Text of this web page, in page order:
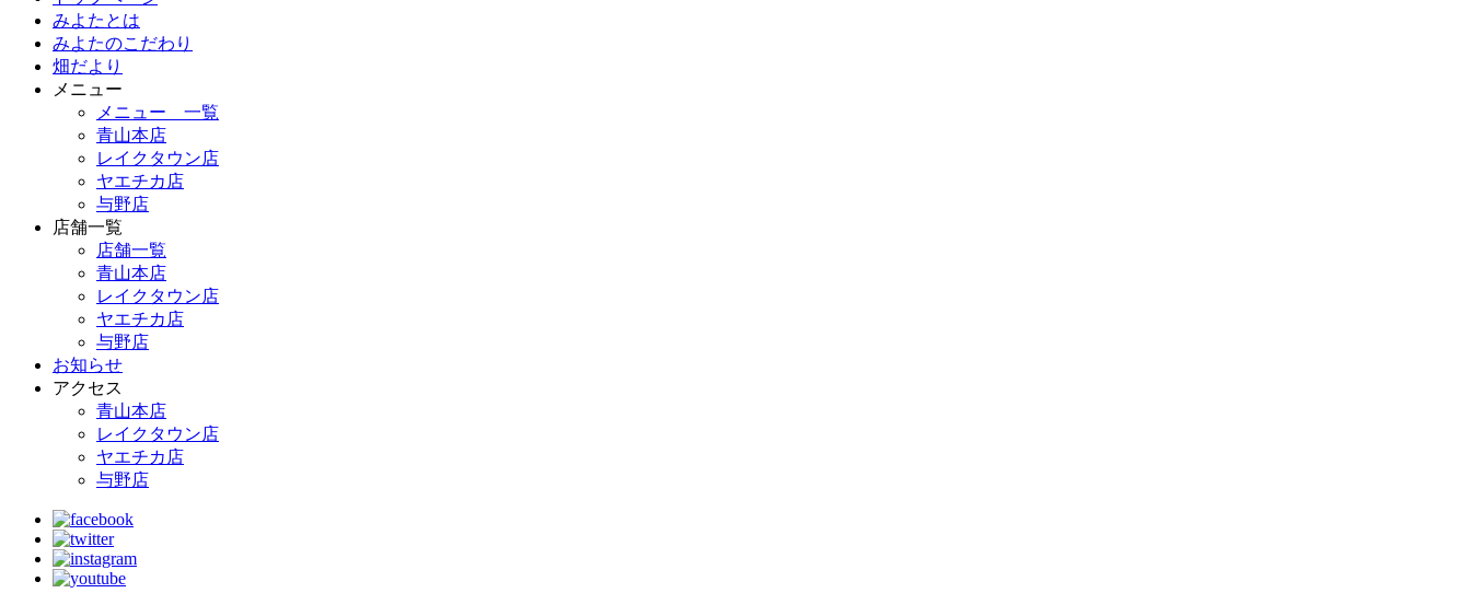
みよたとは
みよたのこだわり
畑だより
メニュー
メニュー 一覧
青山本店
レイクタウン店
ヤエチカ店
与野店
店舗一覧
店舗一覧
青山本店
レイクタウン店
ヤエチカ店
与野店
お知らせ
アクセス
青山本店
レイクタウン店
ヤエチカ店
与野店